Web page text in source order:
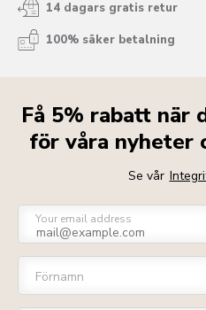
14 dagars gratis retur
100% säker betalning
Få 5% rabatt när
för våra nyheter
Se vår
Your email address
Förnamn